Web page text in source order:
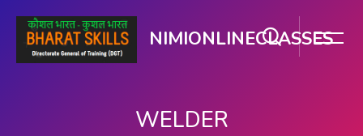
NIMIONLINECLASSES
WELDER